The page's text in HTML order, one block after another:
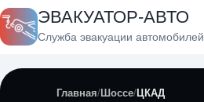
ЭВАКУАТОР-АВТО
Служба эвакуации автомобилей
Главная Шоссе ЦКАД